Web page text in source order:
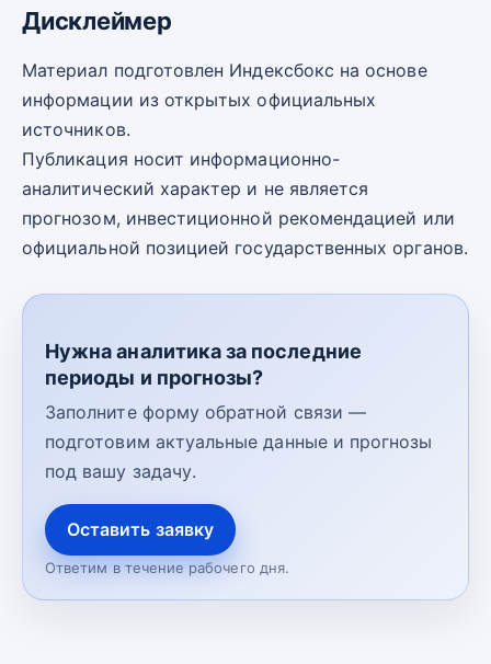
Дисклеймер
Материал подготовлен Индексбокс на основе
информации из открытых официальных
источников.
Публикация носит информационно-
аналитический характер и не является
прогнозом, инвестиционной рекомендацией или
официальной позицией государственных органов.
Нужна аналитика за последние
периоды и прогнозы?
Заполните форму обратной связи —
подготовим актуальные данные и прогнозы
под вашу задачу.
Оставить заявку
Ответим в течение рабочего дня.